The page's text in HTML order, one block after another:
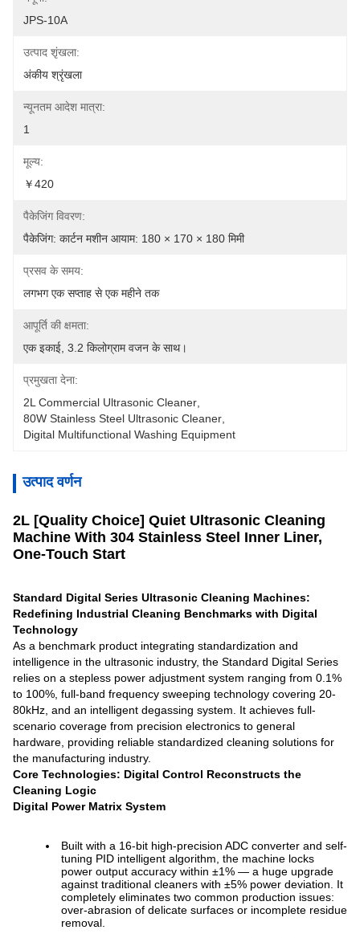
JPS-10A
उत्पाद शृंखला:
अंकीय श्रृंखला
न्यूनतम आदेश मात्रा:
1
मूल्य:
￥420
पैकेजिंग विवरण:
पैकेजिंग: कार्टन मशीन आयाम: 180 × 170 × 180 मिमी
प्रसव के समय:
लगभग एक सप्ताह से एक महीने तक
आपूर्ति की क्षमता:
एक इकाई, 3.2 किलोग्राम वजन के साथ।
प्रमुखता देना:
2L Commercial Ultrasonic Cleaner
80W Stainless Steel Ultrasonic Cleaner
Digital Multifunctional Washing Equipment
उत्पाद वर्णन
2L [Quality Choice] Quiet Ultrasonic Cleaning
Machine With 304 Stainless Steel Inner Liner,
One-Touch Start
Standard Digital Series Ultrasonic Cleaning Machines:
Redefining Industrial Cleaning Benchmarks with Digital
Technology
As a benchmark product integrating standardization and
intelligence in the ultrasonic industry, the Standard Digital Series
relies on a stepless power adjustment system ranging from 0.1%
to 100%, full-band frequency sweeping technology covering 20-
80kHz, and an intelligent degassing system. It achieves full-
scenario coverage from precision electronics to general
hardware, providing reliable standardized cleaning solutions for
the manufacturing industry.
Core Technologies: Digital Control Reconstructs the
Cleaning Logic
Digital Power Matrix System
Built with a 16-bit high-precision ADC converter and self-
tuning PID intelligent algorithm, the machine locks
power output accuracy within ±1% — a huge upgrade
against traditional cleaners with ±5% power deviation. It
completely eliminates two common production issues:
over-abrasion of delicate surfaces or incomplete residue
removal.